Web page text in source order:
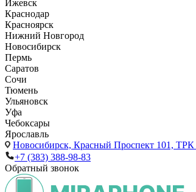
Ижевск
Краснодар
Красноярск
Нижний Новгород
Новосибирск
Пермь
Саратов
Сочи
Тюмень
Ульяновск
Уфа
Чебоксары
Ярославль
Новосибирск, Красный Проспект 101,
+7 (383) 388-98-83
Обратный звонок